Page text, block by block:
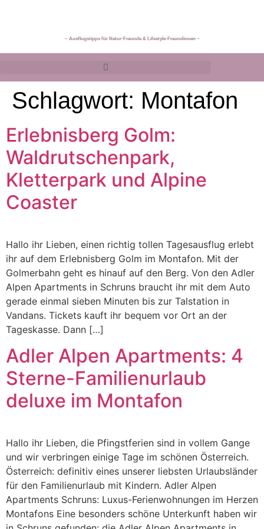
~ Ausflugstipps für Natur-Freunde & Lifestyle-Freundinnen ~
Schlagwort: Montafon
Erlebnisberg Golm:
Waldrutschenpark,
Kletterpark und Alpine
Coaster
Hallo ihr Lieben, einen richtig tollen Tagesausflug erlebt
ihr auf dem Erlebnisberg Golm im Montafon. Mit der
Golmerbahn geht es hinauf auf den Berg. Von den Adler
Alpen Apartments in Schruns braucht ihr mit dem Auto
gerade einmal sieben Minuten bis zur Talstation in
Vandans. Tickets kauft ihr bequem vor Ort an der
Tageskasse. Dann […]
Adler Alpen Apartments: 4
Sterne-Familienurlaub
deluxe im Montafon
Hallo ihr Lieben, die Pfingstferien sind in vollem Gange
und wir verbringen einige Tage im schönen Österreich.
Österreich: definitiv eines unserer liebsten Urlaubsländer
für den Familienurlaub mit Kindern. Adler Alpen
Apartments Schruns: Luxus-Ferienwohnungen im Herzen
Montafons Eine besonders schöne Unterkunft haben wir